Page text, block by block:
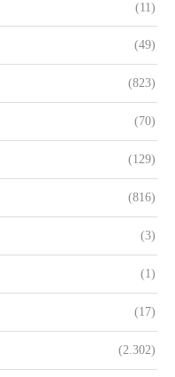
(11)
(49)
(823)
(70)
(129)
(816)
(3)
(1)
(17)
(2.302)